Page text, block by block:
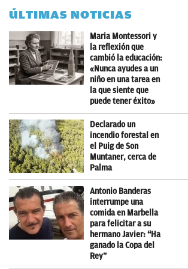
ÚLTIMAS NOTICIAS
Maria Montessori y
la reflexión que
cambió la educación:
«Nunca ayudes a un
niño en una tarea en
la que siente que
puede tener éxito»
Declarado un
incendio forestal en
el Puig de Son
Muntaner, cerca de
Palma
Antonio Banderas
interrumpe una
comida en Marbella
para felicitar a su
hermano Javier: “Ha
ganado la Copa del
Rey”